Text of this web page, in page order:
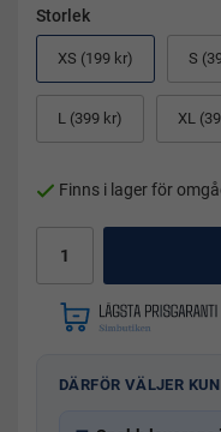
Storlek
XS (199 kr) S
L (399 kr) XL
Finns i lager för
DÄRFÖR VÄLJER